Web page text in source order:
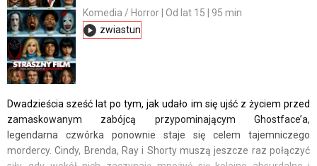
14 53
Komedia / Horror | Od lat 15 | 95 min
zwiastun
Dwadzieścia sześć lat po tym, jak udało im się ujść z życiem przed
zamaskowanym zabójcą przypominającym Ghostface’a,
legendarna czwórka ponownie staje się celem tajemniczego
mordercy. Cindy, Brenda, Ray i Shorty muszą jeszcze raz połączyć